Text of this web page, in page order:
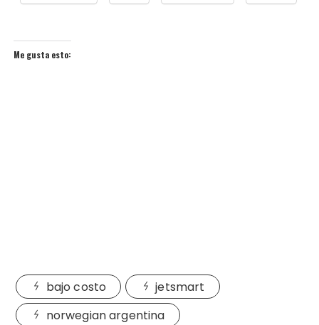
Me gusta esto:
bajo costo
jetsmart
norwegian argentina